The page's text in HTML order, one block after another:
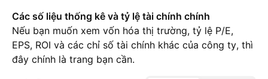
Các số liệu thống kê và tỷ lệ tài chính chính
Nếu bạn muốn xem vốn hóa thị trường, tỷ lệ P/E,
EPS, ROI và các chỉ số tài chính khác của công ty, thì
đây chính là trang bạn cần.